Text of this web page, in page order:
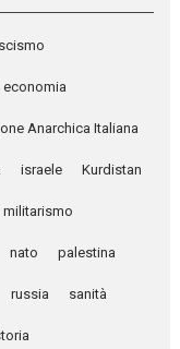
economia
Anarchica Italiana
israele Kurdistan
militarismo
nato palestina
russia sanità